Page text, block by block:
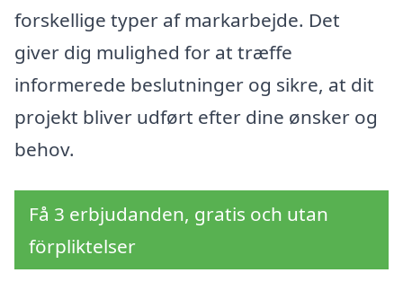
forskellige typer af markarbejde. Det
giver dig mulighed for at træffe
informerede beslutninger og sikre, at dit
projekt bliver udført efter dine ønsker og
behov.
Få 3 erbjudanden, gratis och utan
förpliktelser